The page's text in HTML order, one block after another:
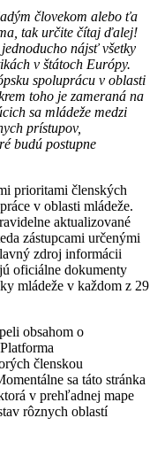
človekom alebo ťa
tak určite čítaj ďalej!
nájsť všetky
v štátoch Európy.
spoluprácu v oblasti
toho je zameraná na
sa mládeže medzi
prístupov,
budú postupne
prioritami členských
v oblasti mládeže.
aktualizované
zástupcami určenými
zdroj informácii
oficiálne dokumenty
mládeže v každom z 29
obsahom o
členskou
sa táto stránka
v prehľadnej mape
rôznych oblastí